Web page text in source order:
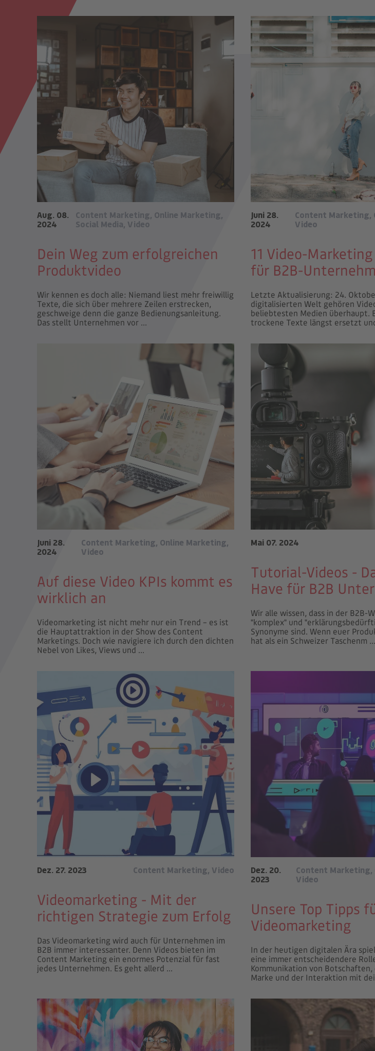
Aug. 08.
2024
Content Marketing, Online Marketing,
Social Media, Video
Dein Weg zum erfolgreichen
Produktvideo
Wir kennen es doch alle: Niemand liest mehr freiwillig
Texte, die sich über mehrere Zeilen erstrecken,
geschweige denn die ganze Bedienungsanleitung.
Das stellt Unternehmen vor ...
Juni 28.
2024
Content Marketing,
Video
11 Video-
für B2B-
Letzte Aktualisierung: 24.
digitalisierten Welt gehören
beliebtesten Medien überhaupt.
trockene Texte längst ersetzt
Juni 28.
2024
Content Marketing, Online Marketing,
Video
Auf diese Video KPIs kommt es
wirklich an
Videomarketing ist nicht mehr nur ein Trend – es ist
die Hauptattraktion in der Show des Content
Marketings. Doch wie navigiere ich durch den dichten
Nebel von Likes, Views und ...
Mai 07. 2024
Tutorial-Videos -
Have für B2B
Wir alle wissen, dass in der B2B-
"komplex" und
Synonyme sind. Wenn euer
hat als ein Schweizer Taschenm ...
Dez. 27. 2023 Content Marketing, Video
Videomarketing - Mit der
richtigen Strategie zum Erfolg
Das Videomarketing wird auch für Unternehmen im
B2B immer interessanter. Denn Videos bieten im
Content Marketing ein enormes Potenzial für fast
jedes Unternehmen. Es geht allerd ...
Dez. 20.
2023
Content Marketing,
Video
Unsere Top Tipps
Videomarketing
In der heutigen digitalen Ära
eine immer entscheidendere
Kommunikation von
Marke und der Interaktion mit